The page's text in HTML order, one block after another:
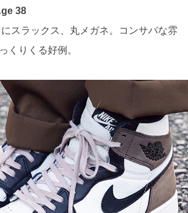
38
スラックス、丸メガネ。コンサバな雰
くりくる好例。